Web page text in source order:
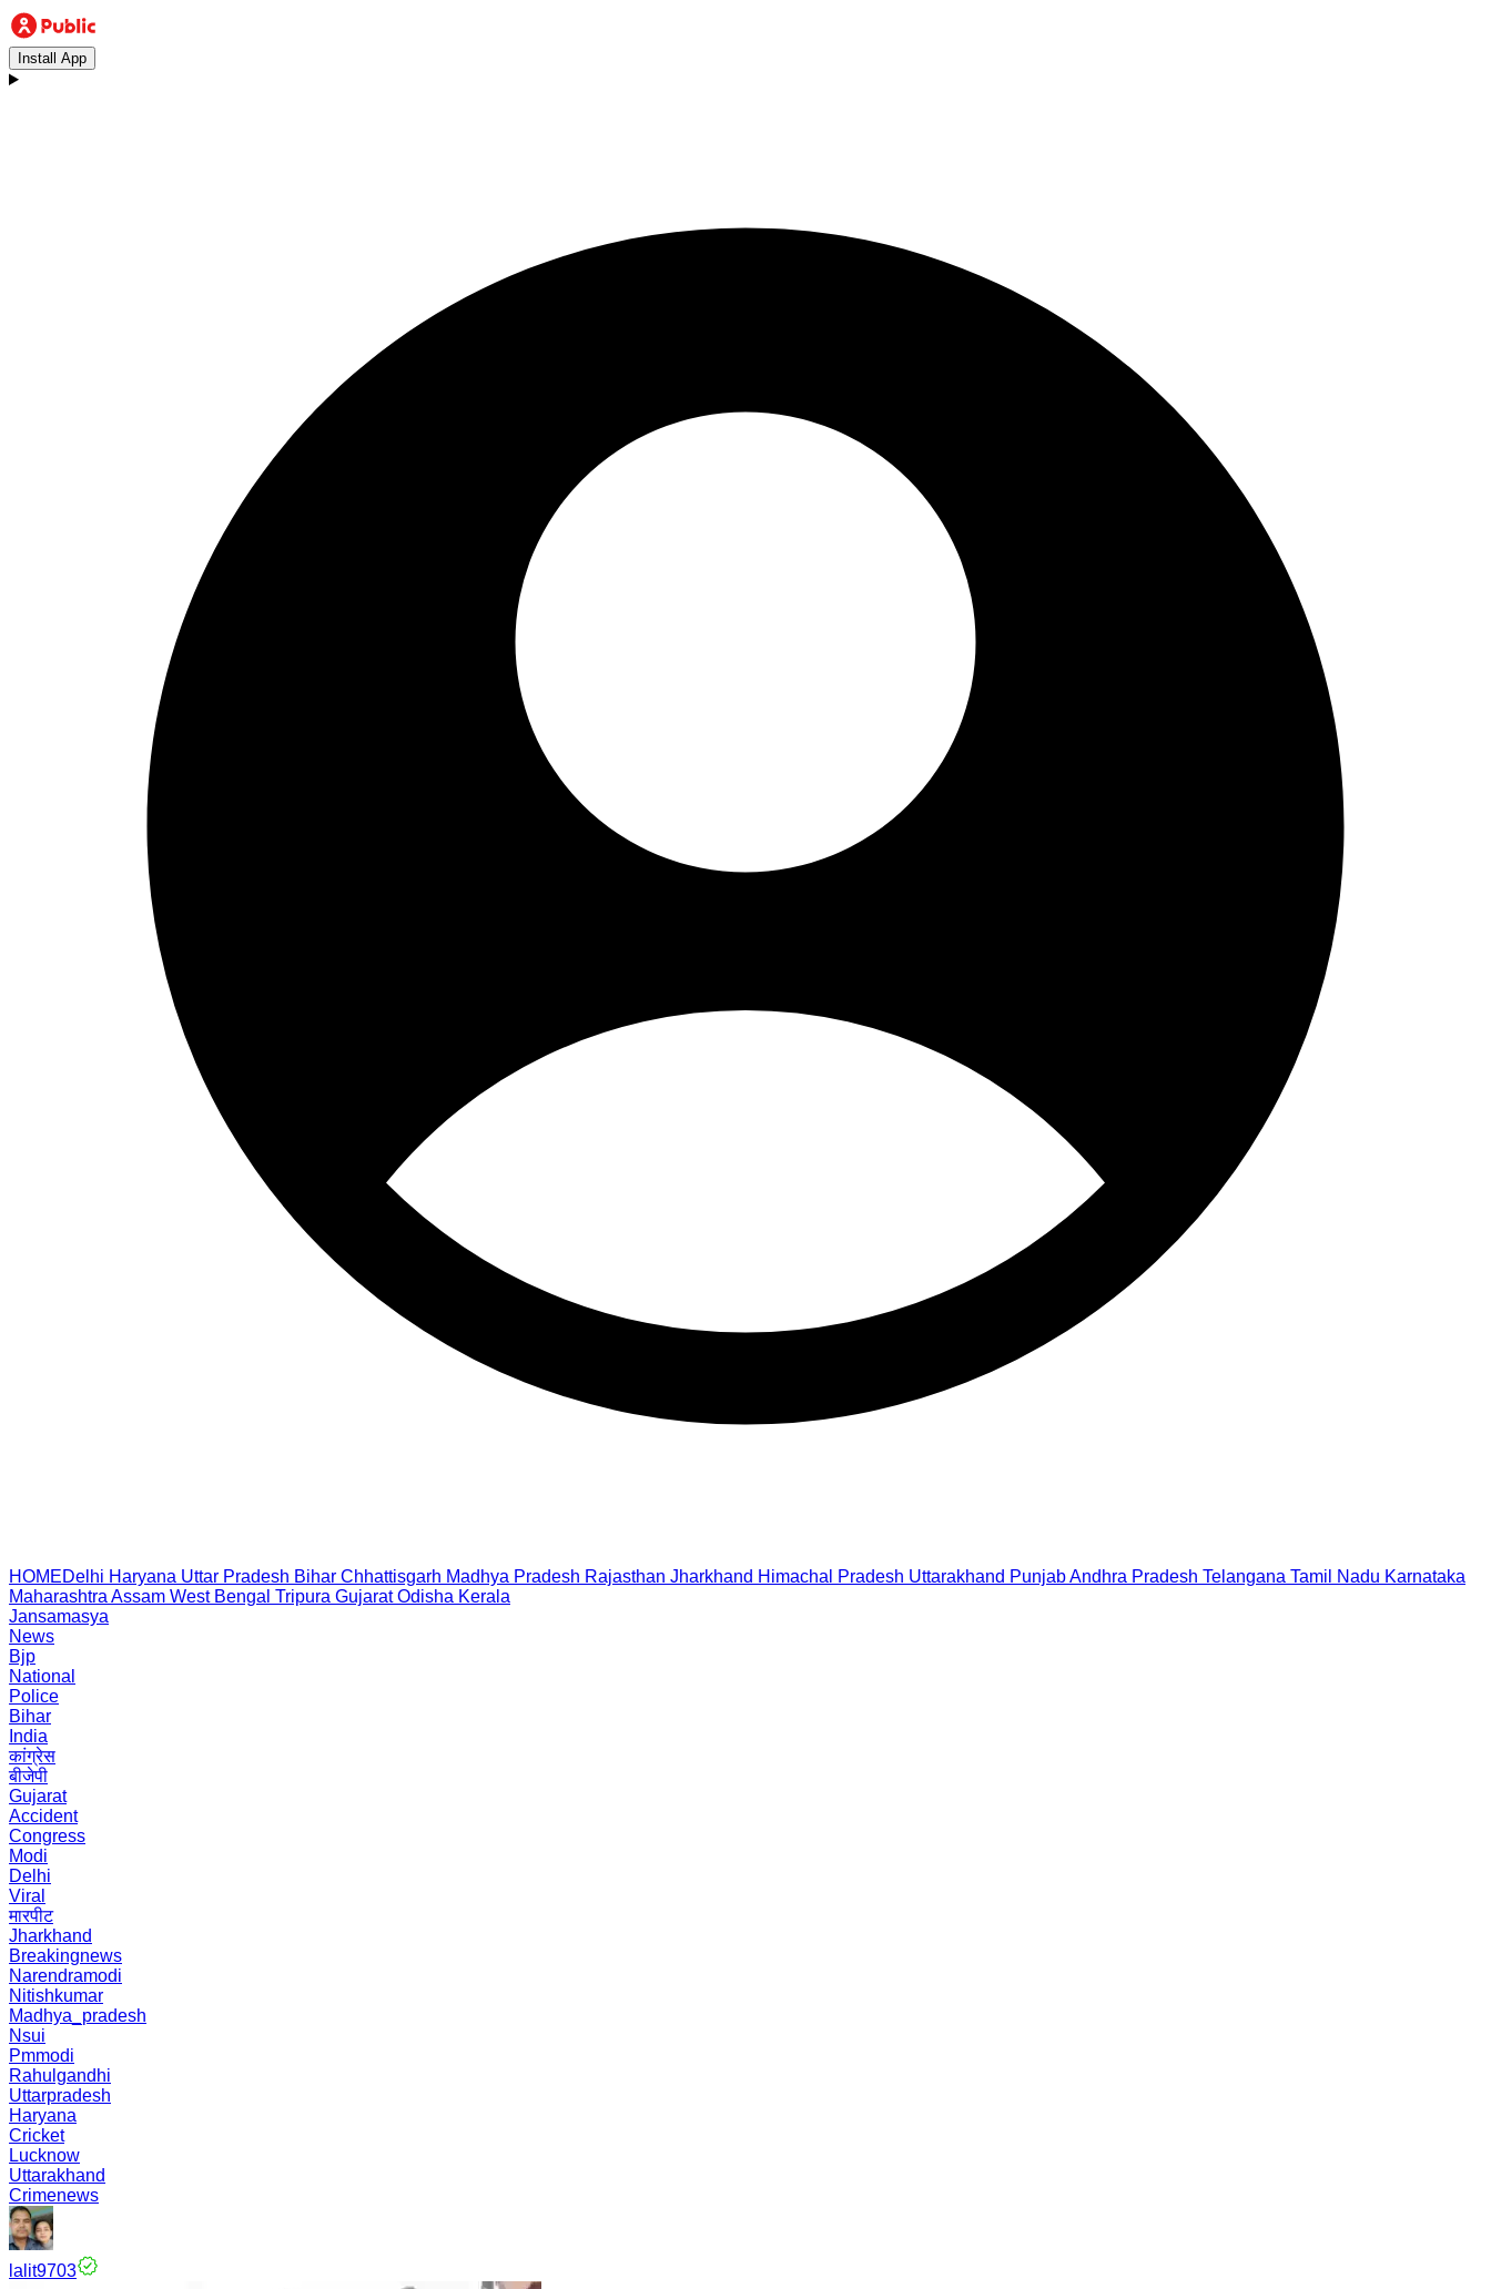
Install App
HOMEDelhi Haryana Uttar Pradesh Bihar Chhattisgarh Madhya Pradesh Rajasthan Jharkhand Himachal Pradesh Uttarakhand PunjabAndhra Pradesh Telangana Tamil Nadu Karnataka
Maharashtra Assam West Bengal Tripura Gujarat Odisha Kerala
Jansamasya
News
Bjp
National
Police
Bihar
India
कांग्रेस
बीजेपी
Gujarat
Accident
Congress
Modi
Delhi
Viral
मारपीट
Jharkhand
Breakingnews
Narendramodi
Nitishkumar
Madhya_pradesh
Nsui
Pmmodi
Rahulgandhi
Uttarpradesh
Haryana
Cricket
Lucknow
Uttarakhand
Crimenews
lalit9703